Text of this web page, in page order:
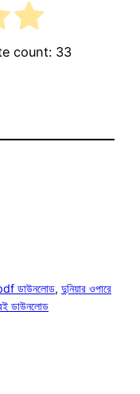
count: 33
pdf ডাউনলোড, দুনিয়ার ওপারে
ডাউনলোড